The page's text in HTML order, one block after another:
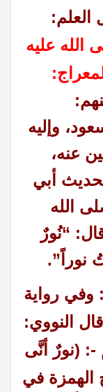
العلم:
الله عليه
وإليه
عنه،
أبي
الله
“نُورٌ
نوراً”.
وفي رواية
النووي:
-: (نورٌ أنَّى
الهمزة في